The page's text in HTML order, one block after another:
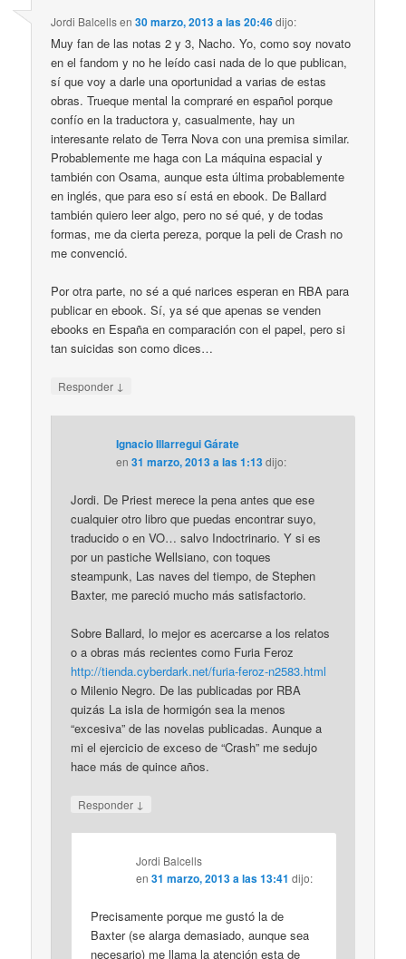
Jordi Balcellsen30 marzo, 2013 a las 20:46dijo:
Muy fan de las notas 2 y 3, Nacho. Yo, como soy novato
en el fandom y no he leído casi nada de lo que publican,
sí que voy a darle una oportunidad a varias de estas
obras. Trueque mental la compraré en español porque
confío en la traductora y, casualmente, hay un
interesante relato de Terra Nova con una premisa similar.
Probablemente me haga con La máquina espacial y
también con Osama, aunque esta última probablemente
en inglés, que para eso sí está en ebook. De Ballard
también quiero leer algo, pero no sé qué, y de todas
formas, me da cierta pereza, porque la peli de Crash no
me convenció.
Por otra parte, no sé a qué narices esperan en RBA para
publicar en ebook. Sí, ya sé que apenas se venden
ebooks en España en comparación con el papel, pero si
tan suicidas son como dices…
Responder ↓
Ignacio Illarregui Gárate
en31 marzo, 2013 a las 1:13dijo:
Jordi. De Priest merece la pena antes que ese
cualquier otro libro que puedas encontrar suyo,
traducido o en VO… salvo Indoctrinario. Y si es
por un pastiche Wellsiano, con toques
steampunk, Las naves del tiempo, de Stephen
Baxter, me pareció mucho más satisfactorio.
Sobre Ballard, lo mejor es acercarse a los relatos
o a obras más recientes como Furia Feroz
http://tienda.cyberdark.net/furia-feroz-n2583.html
o Milenio Negro. De las publicadas por RBA
quizás La isla de hormigón sea la menos
“excesiva” de las novelas publicadas. Aunque a
mi el ejercicio de exceso de “Crash” me sedujo
hace más de quince años.
Responder ↓
Jordi Balcells
en31 marzo, 2013 a las 13:41 dijo:
Precisamente porque me gustó la de
Baxter (se alarga demasiado, aunque sea
necesario) me llama la atención esta de